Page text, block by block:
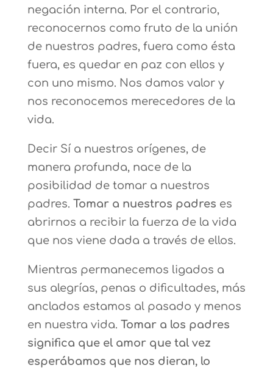
negación interna. Por el contrario,
reconocernos como fruto de la unión
de nuestros padres, fuera como ésta
fuera, es quedar en paz con ellos y
con uno mismo. Nos damos valor y
nos reconocemos merecedores de la
vida.
Decir Sí a nuestros orígenes, de
manera profunda, nace de la
posibilidad de tomar a nuestros
padres. Tomar a nuestros padres es
abrirnos a recibir la fuerza de la vida
que nos viene dada a través de ellos.
Mientras permanecemos ligados a
sus alegrías, penas o dificultades, más
anclados estamos al pasado y menos
en nuestra vida. Tomar a los padres
significa que el amor que tal vez
esperábamos que nos dieran, lo